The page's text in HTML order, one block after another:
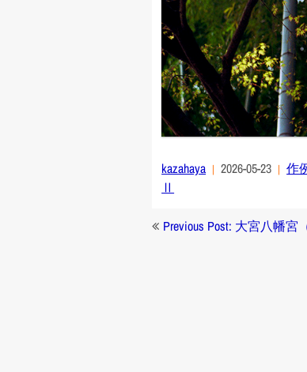
kazahaya 2026-05-23 作
Ⅱ
投Previous Post: 大宮八幡宮